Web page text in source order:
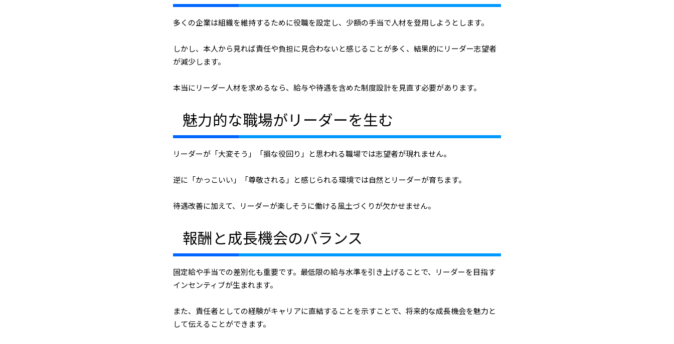
多くの企業は組織を維持するために役職を設定し、少額の手当で人材を登用しようとします。
しかし、本人から見れば責任や負担に見合わないと感じることが多く、結果的にリーダー志望者
が減少します。
本当にリーダー人材を求めるなら、給与や待遇を含めた制度設計を見直す必要があります。
魅力的な職場がリーダーを生む
リーダーが「大変そう」「損な役回り」と思われる職場では志望者が現れません。
逆に「かっこいい」「尊敬される」と感じられる環境では自然とリーダーが育ちます。
待遇改善に加えて、リーダーが楽しそうに働ける風土づくりが欠かせません。
報酬と成長機会のバランス
固定給や手当での差別化も重要です。最低限の給与水準を引き上げることで、リーダーを目指す
インセンティブが生まれます。
また、責任者としての経験がキャリアに直結することを示すことで、将来的な成長機会を魅力と
して伝えることができます。